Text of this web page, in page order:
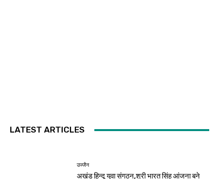
LATEST ARTICLES
उज्जैन
अखंड हिन्दू युवा संगठन,श्री भारत सिंह आंजना बने